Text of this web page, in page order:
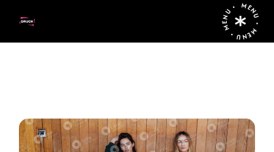
MENU • MENU • MENU •